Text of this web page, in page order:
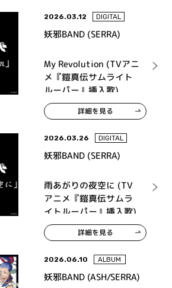
2026.03.12 DIGITAL
妖邪BAND (SERRA)
My Revolution (TVアニ
メ『鎧真伝サムライト
ルーパー』挿入歌)
詳細を見る
2026.03.26 DIGITAL
妖邪BAND (SERRA)
雨あがりの夜空に (TV
アニメ『鎧真伝サムラ
イトルーパー』挿入歌)
詳細を見る
2026.06.10 ALBUM
妖邪BAND (ASH/SERRA)